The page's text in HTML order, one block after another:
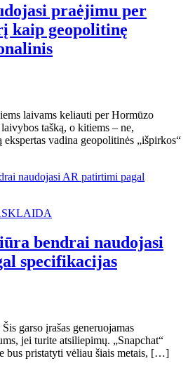
praėjimu per
kaip geopolitinę
laivams keliauti per Hormūzo
tašką, o kitiems – ne,
vadina geopolitinės „išpirkos“
bendrai naudojasi
specifikacijas
garso įrašas generuojamas
jei turite atsiliepimų. „Snapchat“
bus pristatyti vėliau šiais metais, […]